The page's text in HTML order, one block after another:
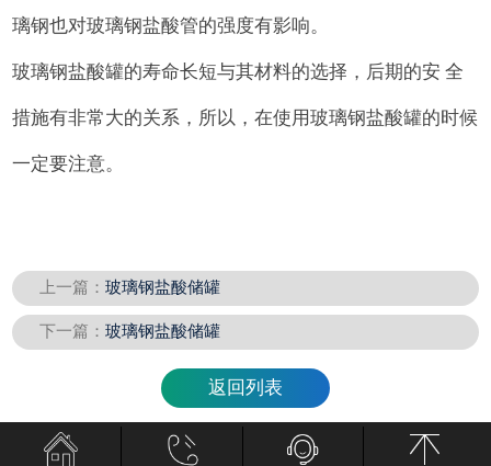
璃钢也对玻璃钢盐酸管的强度有影响。
玻璃钢盐酸罐的寿命长短与其材料的选择，后期的安 全
措施有非常大的关系，所以，在使用玻璃钢盐酸罐的时候
一定要注意。
上一篇：玻璃钢盐酸储罐
下一篇：玻璃钢盐酸储罐
返回列表